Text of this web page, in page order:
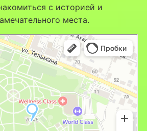
с историей и
места.
навигация, поиск мест